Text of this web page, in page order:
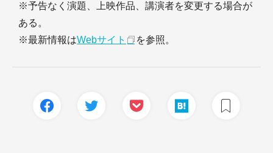
※予告なく演題、上映作品、講演者を変更する場合が
ある。
※最新情報はWebサイト を参照。